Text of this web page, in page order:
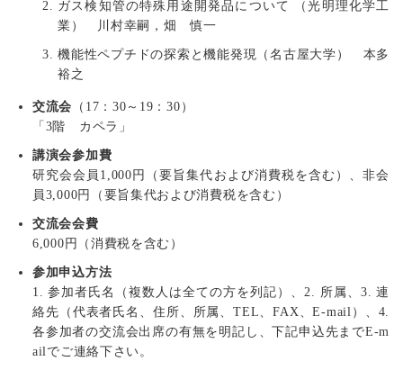
ガス検知管の特殊用途開発品について （光明理化学工
業） 川村幸嗣，畑 慎一
機能性ペプチドの探索と機能発現（名古屋大学） 本多
裕之
交流会 （17：30～19：30）
「3階 カペラ」
講演会参加費
研究会会員1,000円（要旨集代および消費税を含む）、非会
員3,000円（要旨集代および消費税を含む）
交流会会費
6,000円（消費税を含む）
参加申込方法
1. 参加者氏名（複数人は全ての方を列記）、2. 所属、3. 連
絡先（代表者氏名、住所、所属、TEL、FAX、E-mail）、4.
各参加者の交流会出席の有無を明記し、下記申込先までE-m
ailでご連絡下さい。